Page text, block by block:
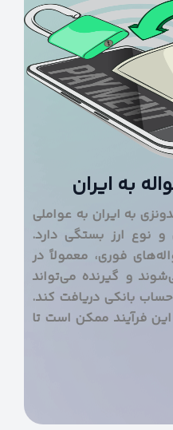
به ایران
به ایران به عواملی
نوع ارز بستگی دارد.
فوری، معمولاً در
می‌شوند و گیرنده می‌تواند
بانکی دریافت کند.
این فرآیند ممکن است تا